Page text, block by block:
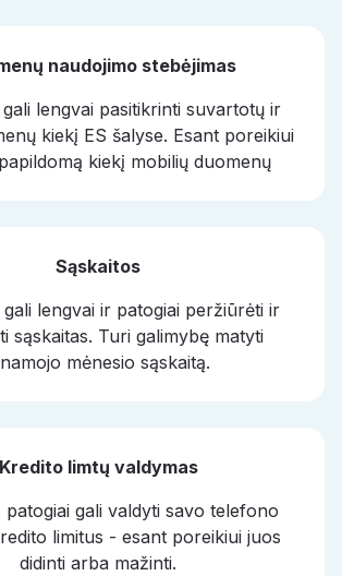
naudojimo stebėjimas
lengvai pasitikrinti suvartotų ir
kiekį ES šalyse. Esant poreikiui
kiekį mobilių duomenų
Sąskaitos
lengvai ir patogiai peržiūrėti ir
sąskaitas. Turi galimybę matyti
mėnesio sąskaitą.
Kredito limtų valdymas
patogiai gali valdyti savo telefono
limitus - esant poreikiui juos
didinti arba mažinti.